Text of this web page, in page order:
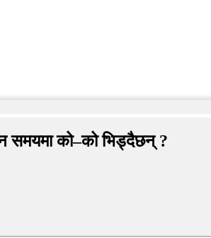
समयमा को–को भिड्दैछन् ?